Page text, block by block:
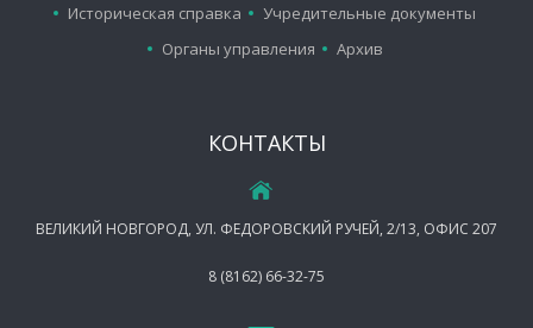
Историческая справка
Учредительные документы
Органы управления
Архив
КОНТАКТЫ
ВЕЛИКИЙ НОВГОРОД, УЛ. ФЕДОРОВСКИЙ РУЧЕЙ, 2/13, ОФИС 207
8 (8162) 66-32-75